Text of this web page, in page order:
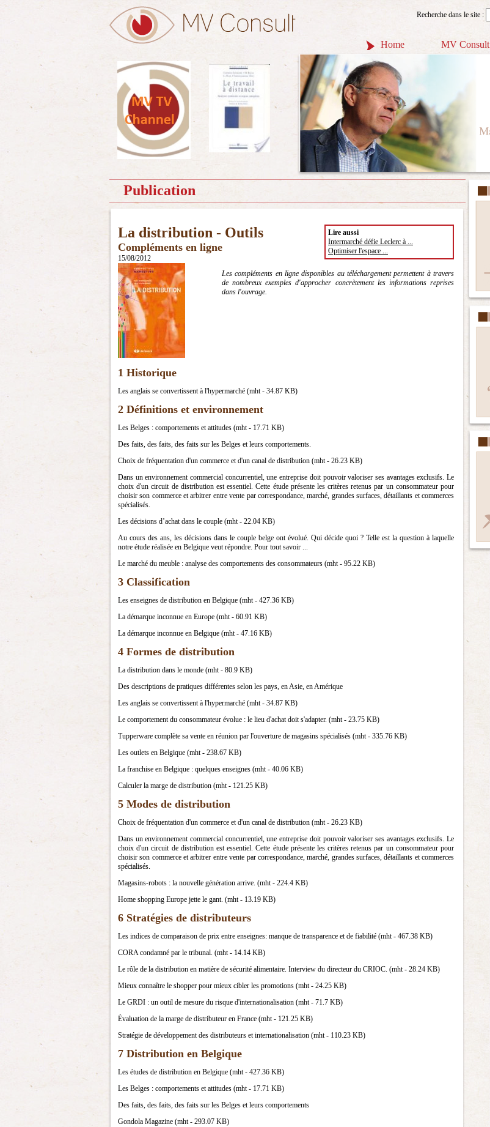
Recherche dans le site :
Home MV Consult
Publication
La distribution - Outils
Compléments en ligne
15/08/2012
Lire aussi
Intermarché défie Leclerc à ...
Optimiser l'espace ...
Les compléments en ligne disponibles au téléchargement permettent à travers
de nombreux exemples d'approcher concrètement les informations reprises
dans l'ouvrage.
1 Historique
Les anglais se convertissent à l'hypermarché (mht - 34.87 KB)
2 Définitions et environnement
Les Belges : comportements et attitudes (mht - 17.71 KB)
Des faits, des faits, des faits sur les Belges et leurs comportements.
Choix de fréquentation d'un commerce et d'un canal de distribution (mht - 26.23 KB)
Dans un environnement commercial concurrentiel, une entreprise doit pouvoir valoriser ses avantages exclusifs. Le
choix d'un circuit de distribution est essentiel. Cette étude présente les critères retenus par un consommateur pour
choisir son commerce et arbitrer entre vente par correspondance, marché, grandes surfaces, détaillants et commerces
spécialisés.
Les décisions d’achat dans le couple (mht - 22.04 KB)
Au cours des ans, les décisions dans le couple belge ont évolué. Qui décide quoi ? Telle est la question à laquelle
notre étude réalisée en Belgique veut répondre. Pour tout savoir ...
Le marché du meuble : analyse des comportements des consommateurs (mht - 95.22 KB)
3 Classification
Les enseignes de distribution en Belgique (mht - 427.36 KB)
La démarque inconnue en Europe (mht - 60.91 KB)
La démarque inconnue en Belgique (mht - 47.16 KB)
4 Formes de distribution
La distribution dans le monde (mht - 80.9 KB)
Des descriptions de pratiques différentes selon les pays, en Asie, en Amérique
Les anglais se convertissent à l'hypermarché (mht - 34.87 KB)
Le comportement du consommateur évolue : le lieu d'achat doit s'adapter. (mht - 23.75 KB)
Tupperware complète sa vente en réunion par l'ouverture de magasins spécialisés (mht - 335.76 KB)
Les outlets en Belgique (mht - 238.67 KB)
La franchise en Belgique : quelques enseignes (mht - 40.06 KB)
Calculer la marge de distribution (mht - 121.25 KB)
5 Modes de distribution
Choix de fréquentation d'un commerce et d'un canal de distribution (mht - 26.23 KB)
Dans un environnement commercial concurrentiel, une entreprise doit pouvoir valoriser ses avantages exclusifs. Le
choix d'un circuit de distribution est essentiel. Cette étude présente les critères retenus par un consommateur pour
choisir son commerce et arbitrer entre vente par correspondance, marché, grandes surfaces, détaillants et commerces
spécialisés.
Magasins-robots : la nouvelle génération arrive. (mht - 224.4 KB)
Home shopping Europe jette le gant. (mht - 13.19 KB)
6 Stratégies de distributeurs
Les indices de comparaison de prix entre enseignes: manque de transparence et de fiabilité (mht - 467.38 KB)
CORA condamné par le tribunal. (mht - 14.14 KB)
Le rôle de la distribution en matière de sécurité alimentaire. Interview du directeur du CRIOC. (mht - 28.24 KB)
Mieux connaître le shopper pour mieux cibler les promotions (mht - 24.25 KB)
Le GRDI : un outil de mesure du risque d'internationalisation (mht - 71.7 KB)
Évaluation de la marge de distributeur en France (mht - 121.25 KB)
Stratégie de développement des distributeurs et internationalisation (mht - 110.23 KB)
7 Distribution en Belgique
Les études de distribution en Belgique (mht - 427.36 KB)
Les Belges : comportements et attitudes (mht - 17.71 KB)
Des faits, des faits, des faits sur les Belges et leurs comportements
Gondola Magazine (mht - 293.07 KB)